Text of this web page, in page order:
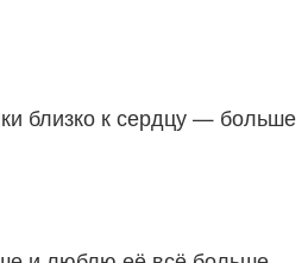
близко к сердцу — больше